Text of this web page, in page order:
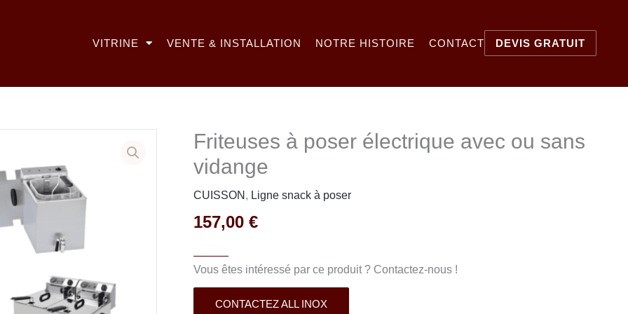
VITRINE VENTE & INSTALLATION NOTRE HISTOIRE CONTACT DEVIS GRATUIT
Friteuses à poser électrique avec ou sans
vidange
CUISSON , Ligne snack à poser
157,00€
Vous êtes intéressé par ce produit ? Contactez-nous !
CONTACTEZ ALL INOX